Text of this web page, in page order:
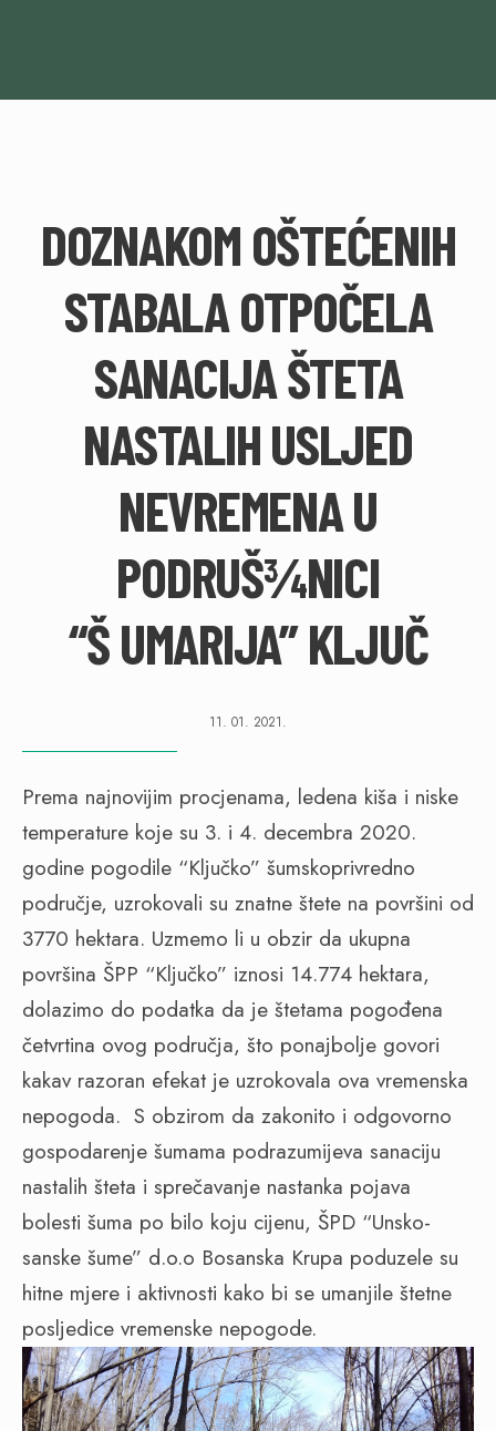
DOZNAKOM OŠTEĆENIH
STABALA OTPOČELA
SANACIJA ŠTETA
NASTALIH USLJED
NEVREMENA U
PODRUŠ¾NICI
“Š UMARIJA” KLJUČ
11. 01. 2021.
Prema najnovijim procjenama, ledena kiša i niske
temperature koje su 3. i 4. decembra 2020.
godine pogodile “Ključko” šumskoprivredno
područje, uzrokovali su znatne štete na površini od
3770 hektara. Uzmemo li u obzir da ukupna
površina ŠPP “Ključko” iznosi 14.774 hektara,
dolazimo do podatka da je štetama pogođena
četvrtina ovog područja, što ponajbolje govori
kakav razoran efekat je uzrokovala ova vremenska
nepogoda. S obzirom da zakonito i odgovorno
gospodarenje šumama podrazumijeva sanaciju
nastalih šteta i sprečavanje nastanka pojava
bolesti šuma po bilo koju cijenu, ŠPD “Unsko-
sanske šume” d.o.o Bosanska Krupa poduzele su
hitne mjere i aktivnosti kako bi se umanjile štetne
posljedice vremenske nepogode.